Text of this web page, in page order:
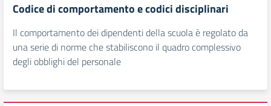
Codice di comportamento e codici disciplinari
Il comportamento dei dipendenti della scuola è regolato da
una serie di norme che stabiliscono il quadro complessivo
degli obblighi del personale